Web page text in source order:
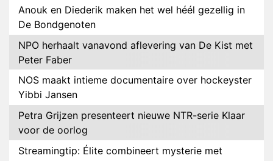
Anouk en Diederik maken het wel héél gezellig in
De Bondgenoten
NPO herhaalt vanavond aflevering van De Kist met
Peter Faber
NOS maakt intieme documentaire over hockeyster
Yibbi Jansen
Petra Grijzen presenteert nieuwe NTR-serie Klaar
voor de oorlog
Streamingtip: Élite combineert mysterie met